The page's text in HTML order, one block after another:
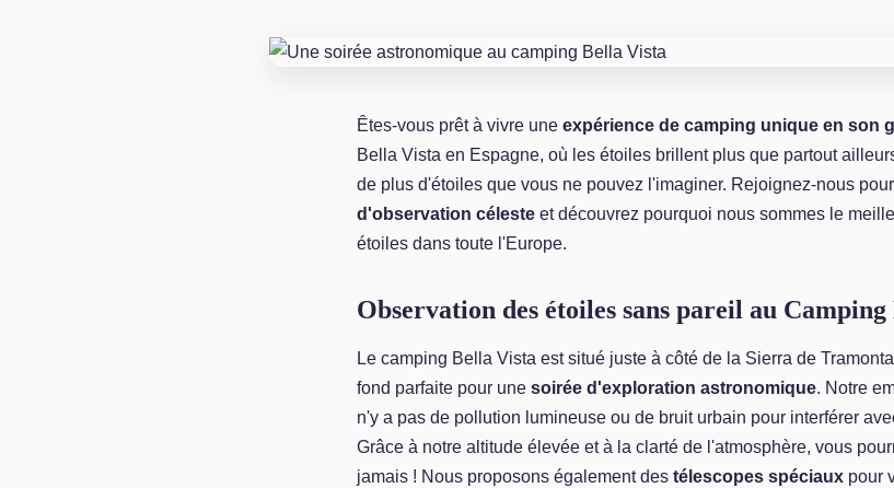
Êtes-vous prêt à vivre une expérience de camping unique en son
Bella Vista en Espagne, où les étoiles brillent plus que partout
de plus d'étoiles que vous ne pouvez l'imaginer. Rejoignez-nous
d'observation céleste et découvrez pourquoi nous sommes le
étoiles dans toute l'Europe.
Observation des étoiles sans pareil au
Le camping Bella Vista est situé juste à côté de la Sierra de
fond parfaite pour une soirée d'exploration astronomique. Notre
n'y a pas de pollution lumineuse ou de bruit urbain pour interférer
Grâce à notre altitude élevée et à la clarté de l'atmosphère, vous
jamais ! Nous proposons également des télescopes spéciaux pour